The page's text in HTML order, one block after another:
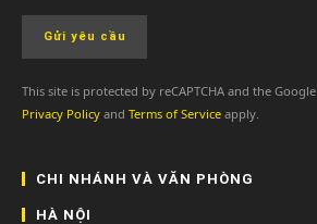
This site is protected by reCAPTCHA and the Google
Privacy Policy and Terms of Service apply.
CHI NHÁNH VÀ VĂN PHÒNG
HÀ NỘI